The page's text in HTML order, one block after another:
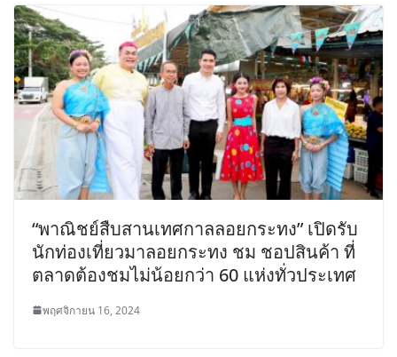
“พาณิชย์สืบสานเทศกาลลอยกระทง” เปิดรับ
นักท่องเที่ยวมาลอยกระทง ชม ชอปสินค้า ที่
ตลาดต้องชมไม่น้อยกว่า 60 แห่งทั่วประเทศ
พฤศจิกายน 16, 2024